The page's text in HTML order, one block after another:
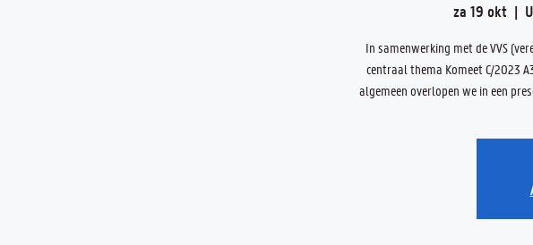
za 19 okt
  |
In samenwerking met de VVS
centraal thema Komeet C/2023
algemeen overlopen we in een